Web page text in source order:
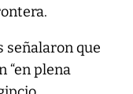
señalaron que
“en plena